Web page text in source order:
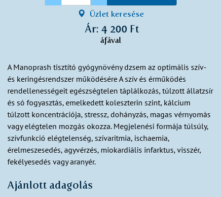
Üzlet keresése
Ár: 4 200 Ft
áfával
A Manoprash tisztító gyógynövény dzsem az optimális szív-
és keringésrendszer működésére A szív és érműködés
rendellenességeit egészségtelen táplálkozás, túlzott állatzsír
és só fogyasztás, emelkedett koleszterin szint, kálcium
túlzott koncentrációja, stressz, dohányzás, magas vérnyomás
vagy elégtelen mozgás okozza. Megjelenési formája túlsúly,
szívfunkció elégtelenség, szívaritmia, ischaemia,
érelmeszesedés, agyvérzés, miokardiális infarktus, visszér,
fekélyesedés vagy aranyér.
Ajánlott adagolás